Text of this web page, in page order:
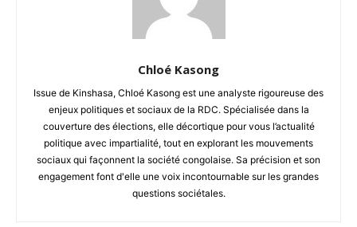
Chloé Kasong
Issue de Kinshasa, Chloé Kasong est une analyste rigoureuse des
enjeux politiques et sociaux de la RDC. Spécialisée dans la
couverture des élections, elle décortique pour vous l’actualité
politique avec impartialité, tout en explorant les mouvements
sociaux qui façonnent la société congolaise. Sa précision et son
engagement font d'elle une voix incontournable sur les grandes
questions sociétales.